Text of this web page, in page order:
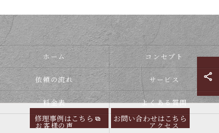
修理事例はこちら お問い合わせはこちら
ホーム コンセプト
依頼の流れ サービス
料金表 よくある質問
お客様の声 アクセス